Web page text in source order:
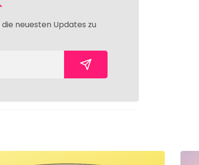
neuesten Updates zu